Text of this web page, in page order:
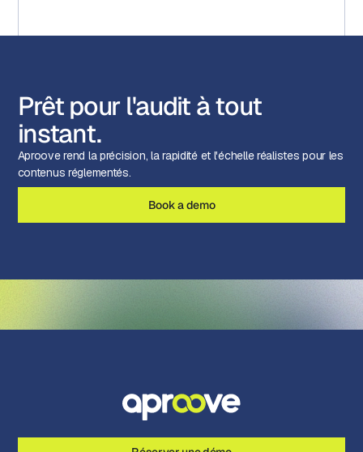
Prêt pour l'audit à tout
instant.
Aproove rend la précision, la rapidité et l'échelle réalistes pour les
contenus réglementés.
Book a demo